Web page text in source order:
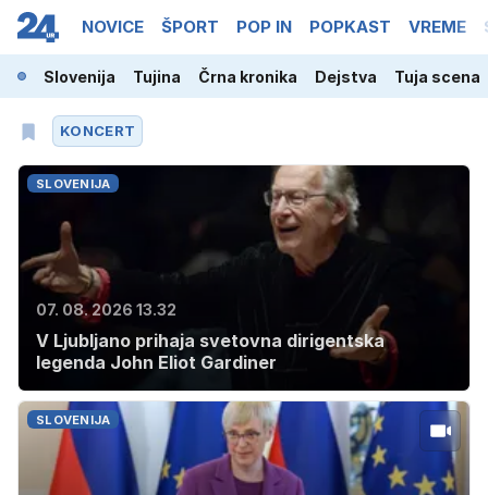
NOVICE ŠPORT POP IN POPKAST VREME
Slovenija Tujina Črna kronika Dejstva Tuja scena
KONCERT
SLOVENIJA
07. 08. 2026 13.32
V Ljubljano prihaja svetovna dirigentska
legenda John Eliot Gardiner
SLOVENIJA